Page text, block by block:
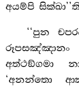
අයම්පි
‘‘පුන
රූපසඤ්ඤානං
අත්ථඞ්ගමා
‘අනන්තො